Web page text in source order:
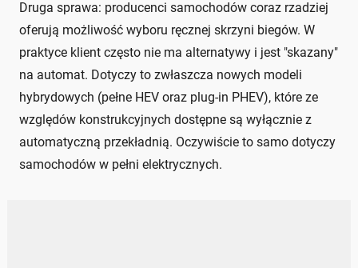
Druga sprawa: producenci samochodów coraz rzadziej
oferują możliwość wyboru ręcznej skrzyni biegów. W
praktyce klient często nie ma alternatywy i jest "skazany"
na automat. Dotyczy to zwłaszcza nowych modeli
hybrydowych (pełne HEV oraz plug-in PHEV), które ze
względów konstrukcyjnych dostępne są wyłącznie z
automatyczną przekładnią. Oczywiście to samo dotyczy
samochodów w pełni elektrycznych.